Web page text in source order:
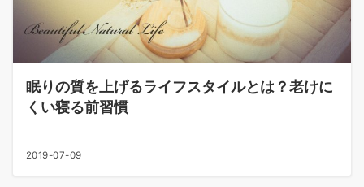
眠りの質を上げるライフスタイルとは？老けに
くい寝る前習慣
2019-07-09